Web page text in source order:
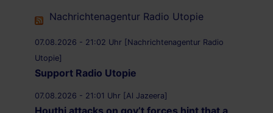
Nachrichtenagentur Radio Utopie
07.08.2026 - 21:02 Uhr [Nachrichtenagentur Radio
Utopie]
Support Radio Utopie
07.08.2026 - 21:01 Uhr [Al Jazeera]